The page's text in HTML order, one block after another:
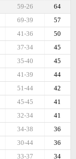
64
59-26
57
69-39
50
41-36
45
37-34
45
35-40
44
41-39
42
51-44
41
45-45
41
32-34
36
34-38
36
30-44
34
33-37